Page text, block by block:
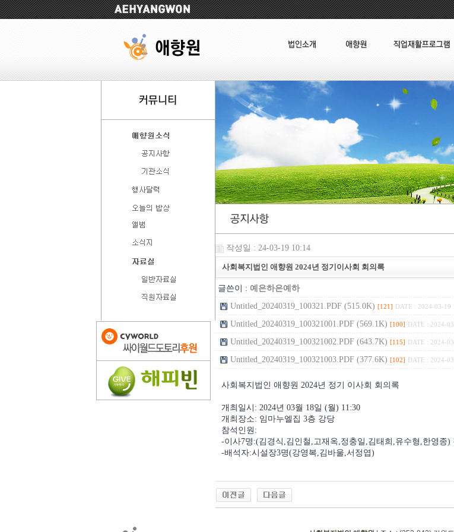
작성일 : 24-03-19 10:14
사회복지법인 애향원 2024년 정기이사회 회의록
글쓴이 : 예은하은예하
Untitled_20240319_100321.PDF (515.0K) [121] DATE : 2024-03-19
Untitled_20240319_100321001.PDF (569.1K) [100] DATE : 2024-
Untitled_20240319_100321002.PDF (643.7K) [115] DATE : 2024-
Untitled_20240319_100321003.PDF (377.6K) [102] DATE : 2024-
사회복지법인 애향원 2024년 정기 이사회 회의록
개최일시 : 2024년 03월 18일 (월) 11:30
개최장소: 임마누엘집 3층 강당
참석인원 :
-이사7명 :(김경식 ,김인철 ,고재옥,정충일 ,김태희 ,유수형 ,한영종)
-배석자:시설장3명(강영복,김바울,서정엽)